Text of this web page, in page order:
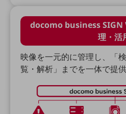
ビジネスお悩み診断
オンラインショップ
モバイル・ICTサービスをオンラインで
相談・申し込みができるバーチャルショップ
はじめての方へ
サービス・商品を探す
新規会員登録/ログインはこちら
docomo business SIGN
理・活
映像を一元的に管理し、「
覧・解析」までを一体で提供